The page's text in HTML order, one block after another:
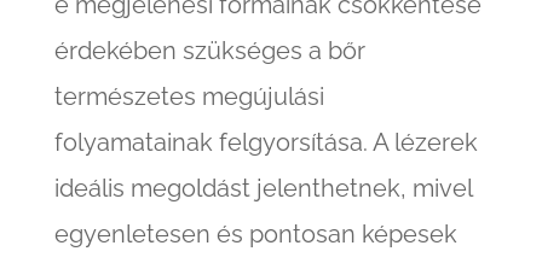
érdekében szükséges a bőr
természetes megújulási
folyamatainak felgyorsítása. A lézerek
ideális megoldást jelenthetnek, mivel
egyenletesen és pontosan képesek